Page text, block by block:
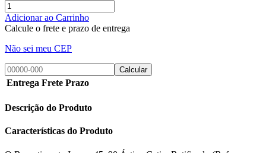
Adicionar ao Carrinho
Calcule o frete e prazo de entrega
Não sei meu CEP
Calcular
Entrega Frete Prazo
Descrição do Produto
Características do Produto